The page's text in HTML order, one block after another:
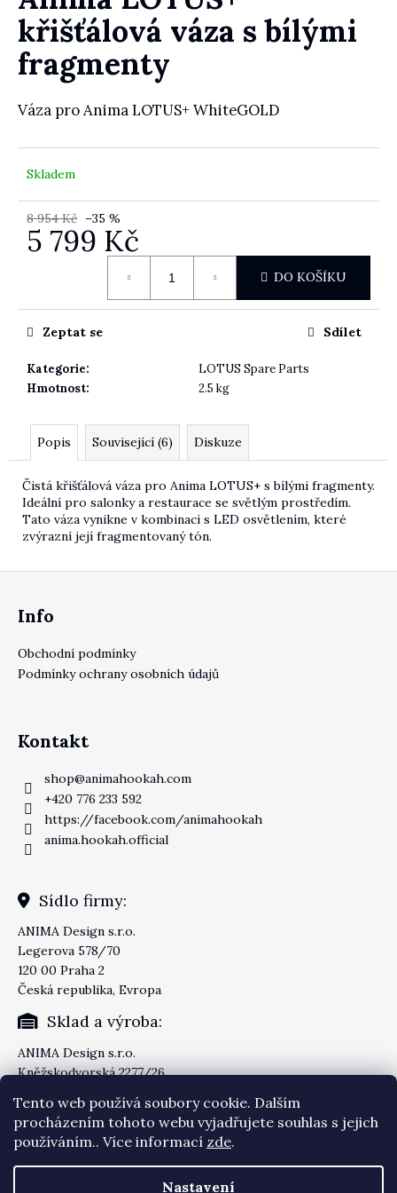
Tento web používá soubory cookie. Dalším
procházením tohoto webu vyjadřujete souhlas s jejich
používáním.. Více informací zde.
Nastavení
křišťálová váza s bílými
fragmenty
Váza pro Anima LOTUS+ WhiteGOLD
Skladem
8 954 Kč –35 %
5 799 Kč
DO KOŠÍKU
Kategorie:
LOTUS Spare Parts
Hmotnost: 2.5 kg
Zeptat se Sdílet
Popis Související (6) Diskuze
Čistá křišťálová váza pro Anima LOTUS+ s bílými fragmenty.
Ideální pro salonky a restaurace se světlým prostředím.
Tato váza vynikne v kombinaci s LED osvětlením, které
zvýrazní její fragmentovaný tón.
HLEDAT
o
p
o
u
j
e
e
Zápatí
Info
Obchodní podmínky
Podmínky ochrany osobních údajů
Kontakt
shop@animahookah.com
+420 776 233 592
https://facebook.com/animahookah
anima.hookah.official
Sídlo firmy:
ANIMA Design s.r.o.
Legerova 578/70
120 00 Praha 2
Česká republika, Evropa
Sklad a výroba:
ANIMA Design s.r.o.
Kněžskodvorská 2277/26
Česká republika, Evropa